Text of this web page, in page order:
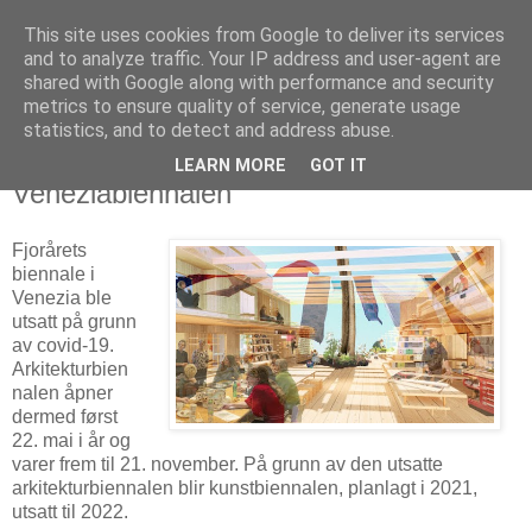
Arkitektur & Miljøteknologi
17 januar 2021
Helen & Hard bygger bofelleskap for
Veneziabiennalen
Fjorårets
biennale i
Venezia ble
utsatt på grunn
av covid-19.
Arkitekturbien
nalen åpner
dermed først
22. mai i år og
varer frem til 21. november. På grunn av den utsatte
arkitekturbiennalen blir kunstbiennalen, planlagt i 2021,
utsatt til 2022.
This site uses cookies from Google to deliver its services
and to analyze traffic. Your IP address and user-agent are
shared with Google along with performance and security
metrics to ensure quality of service, generate usage
statistics, and to detect and address abuse.
LEARN MORE GOT IT